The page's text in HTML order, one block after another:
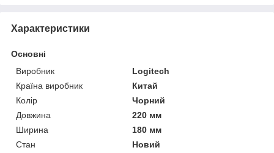
Характеристики
Основні
Виробник
Logitech
Країна виробник
Китай
Колір
Чорний
Довжина
220 мм
Ширина
180 мм
Стан
Новий